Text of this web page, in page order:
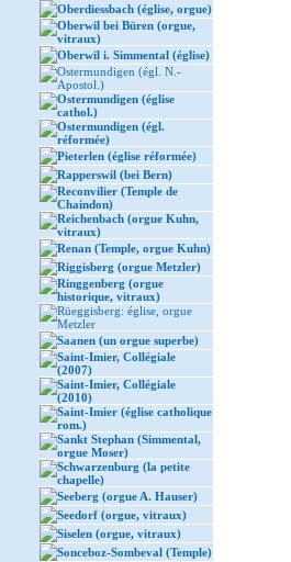
Oberdiessbach (église, orgue)
Oberwil bei Büren (orgue,
vitraux)
Oberwil i. Simmental (église)
Ostermundigen (égl. N.-
Apostol.)
Ostermundigen (église
cathol.)
Ostermundigen (égl.
réformée)
Pieterlen (église réformée)
Rapperswil (bei Bern)
Reconvilier (Temple de
Chaindon)
Reichenbach (orgue Kuhn,
vitraux)
Renan (Temple, orgue Kuhn)
Riggisberg (orgue Metzler)
Ringgenberg (orgue
historique, vitraux)
Rüeggisberg: église, orgue
Metzler
Saanen (un orgue superbe)
Saint-Imier, Collégiale
(2007)
Saint-Imier, Collégiale
(2010)
Saint-Imier (église catholique
rom.)
Sankt Stephan (Simmental,
orgue Moser)
Schwarzenburg (la petite
chapelle)
Seeberg (orgue A. Hauser)
Seedorf (orgue, vitraux)
Siselen (orgue, vitraux)
Sonceboz-Sombeval (Temple)